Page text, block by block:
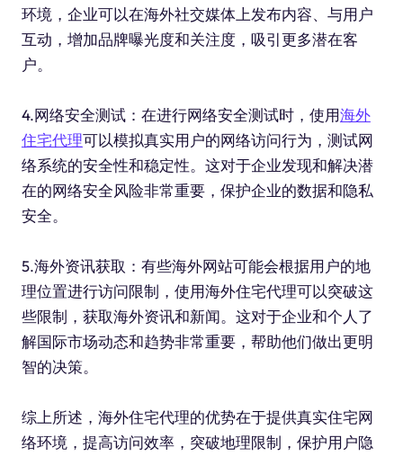
环境，企业可以在海外社交媒体上发布内容、与用户
互动，增加品牌曝光度和关注度，吸引更多潜在客
户。
4.网络安全测试：在进行网络安全测试时，使用海外
住宅代理可以模拟真实用户的网络访问行为，测试网
络系统的安全性和稳定性。这对于企业发现和解决潜
在的网络安全风险非常重要，保护企业的数据和隐私
安全。
5.海外资讯获取：有些海外网站可能会根据用户的地
理位置进行访问限制，使用海外住宅代理可以突破这
些限制，获取海外资讯和新闻。这对于企业和个人了
解国际市场动态和趋势非常重要，帮助他们做出更明
智的决策。
综上所述，海外住宅代理的优势在于提供真实住宅网
络环境，提高访问效率，突破地理限制，保护用户隐